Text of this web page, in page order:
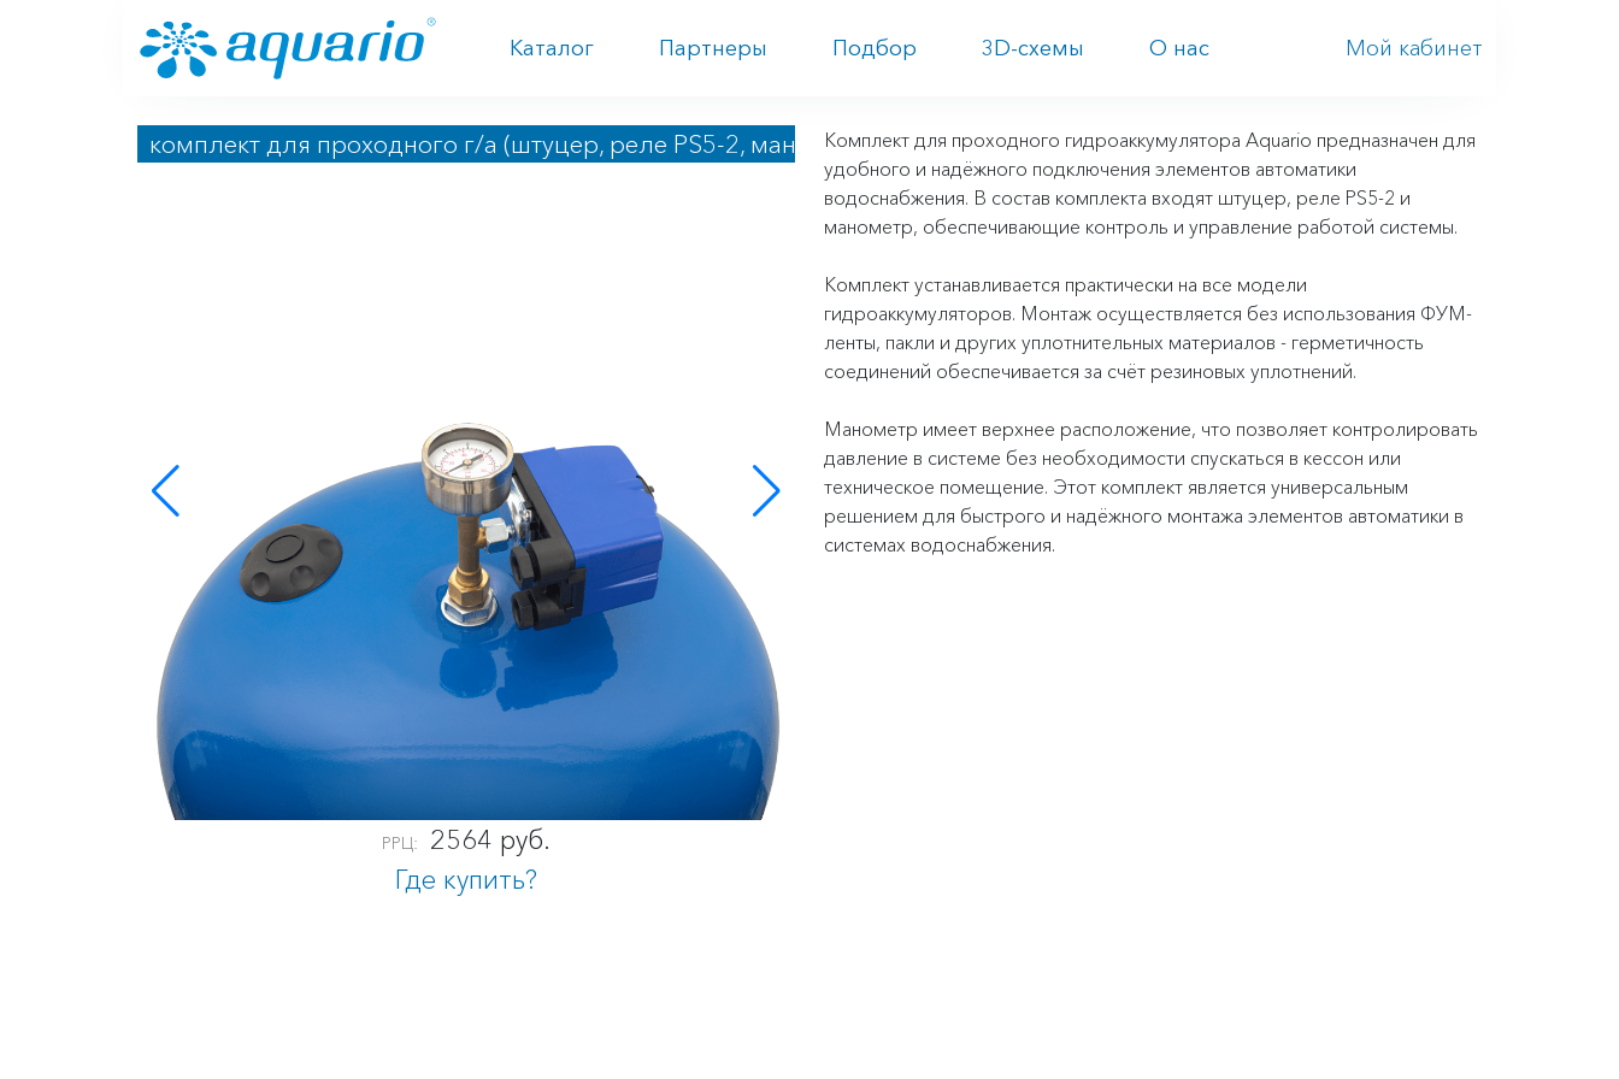
Каталог Партнеры Подбор 3D-схемы О нас Мой кабинет
комплект для проходного г/а (штуцер, реле PS5-2, манометр)
РРЦ:
2564 руб.
Где купить?
Комплект для проходного гидроаккумулятора Aquario предназначен для
удобного и надёжного подключения элементов автоматики
водоснабжения. В состав комплекта входят штуцер, реле PS5-2 и
манометр, обеспечивающие контроль и управление работой системы.
Комплект устанавливается практически на все модели
гидроаккумуляторов. Монтаж осуществляется без использования ФУМ-
ленты, пакли и других уплотнительных материалов - герметичность
соединений обеспечивается за счёт резиновых уплотнений.
Манометр имеет верхнее расположение, что позволяет контролировать
давление в системе без необходимости спускаться в кессон или
техническое помещение. Этот комплект является универсальным
решением для быстрого и надёжного монтажа элементов автоматики в
системах водоснабжения.